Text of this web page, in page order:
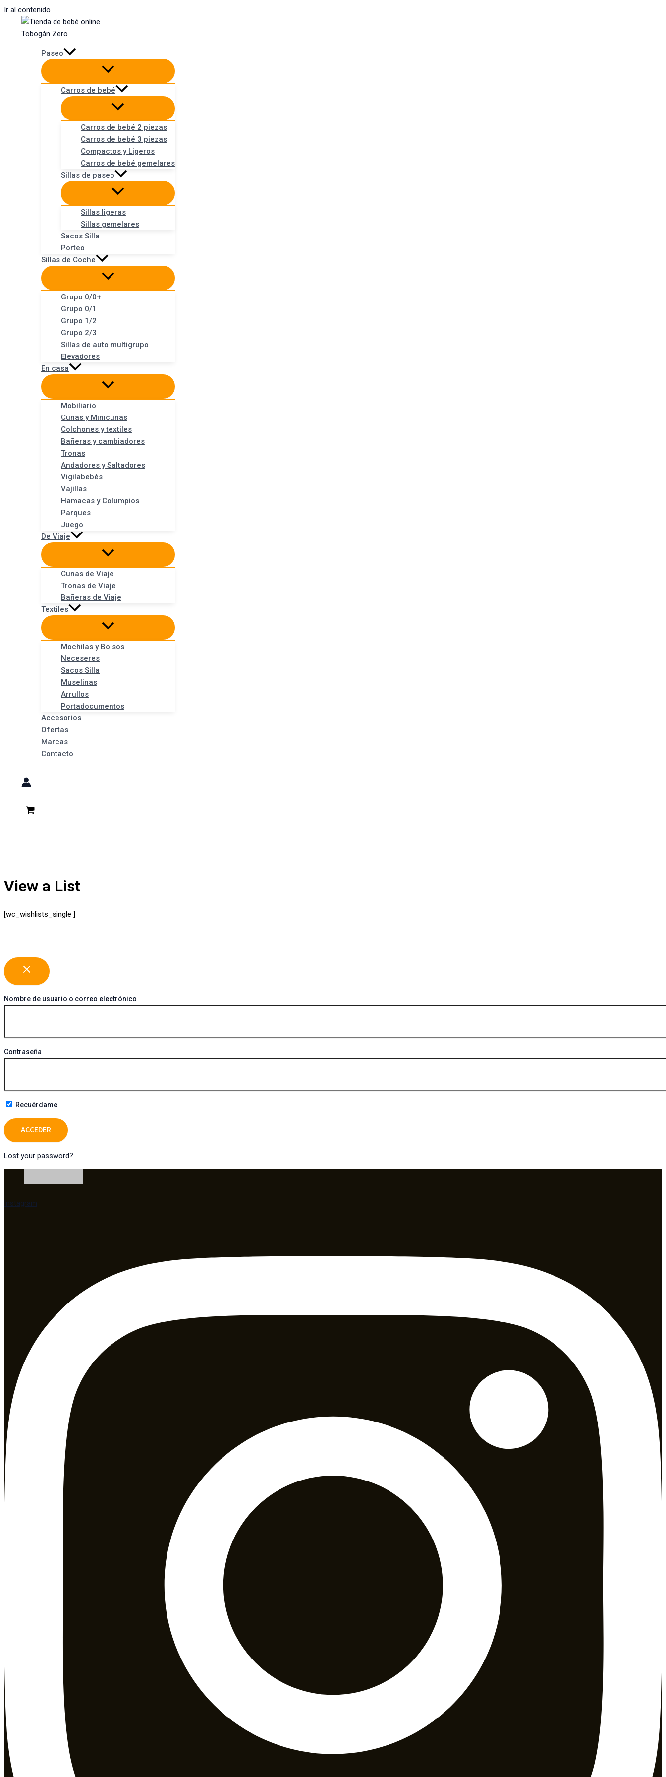
Ir al contenido
Paseo
Carros de bebé
Carros de bebé 2 piezas
Carros de bebé 3 piezas
Compactos y Ligeros
Carros de bebé gemelares
Sillas de paseo
Sillas ligeras
Sillas gemelares
Sacos Silla
Porteo
Sillas de Coche
Grupo 0/0+
Grupo 0/1
Grupo 1/2
Grupo 2/3
Sillas de auto multigrupo
Elevadores
En casa
Mobiliario
Cunas y Minicunas
Colchones y textiles
Bañeras y cambiadores
Tronas
Andadores y Saltadores
Vigilabebés
Vajillas
Hamacas y Columpios
Parques
Juego
De Viaje
Cunas de Viaje
Tronas de Viaje
Bañeras de Viaje
Textiles
Mochilas y Bolsos
Neceseres
Sacos Silla
Muselinas
Arrullos
Portadocumentos
Accesorios
Ofertas
Marcas
Contacto
View a List
[wc_wishlists_single ]
Nombre de usuario o correo electrónico
Contraseña
Recuérdame
Lost your password?
Instagram